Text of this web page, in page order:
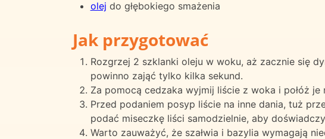
olej do głębokiego smażenia
Jak przygotować
Rozgrzej 2 szklanki oleju w woku, aż zacznie się
powinno zająć tylko kilka sekund.
Za pomocą cedzaka wyjmij liście z woka i połóż
Przed podaniem posyp liście na inne dania, tuż
podać miseczkę liści samodzielnie, aby
Warto zauważyć, że szałwia i bazylia wymagają